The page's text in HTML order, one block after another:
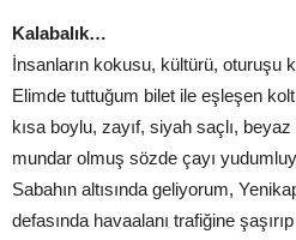
Kalabalık…
İnsanların kokusu, kültürü, oturuşu
Elimde tuttuğum bilet ile eşleşen
kısa boylu, zayıf, siyah saçlı,
mundar olmuş sözde çayı
Sabahın altısında geliyorum,
defasında havaalanı trafiğine